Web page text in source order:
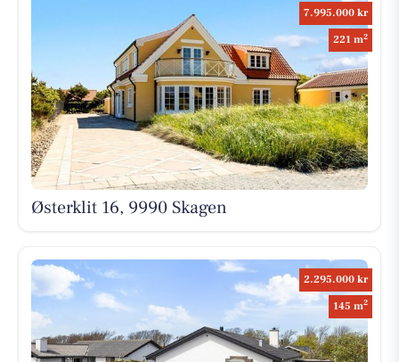
7.995.000 kr
221 m2
Østerklit 16, 9990 Skagen
2.295.000 kr
145 m2